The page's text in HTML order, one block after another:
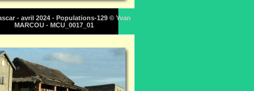
- avril 2024 - Populations-129 © Yvan
MARCOU - MCU_0017_01